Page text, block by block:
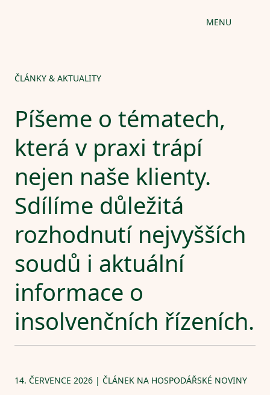
MENU
ČLÁNKY & AKTUALITY
Píšeme o tématech,
která v praxi trápí
nejen naše klienty.
Sdílíme důležitá
rozhodnutí nejvyšších
soudů i aktuální
informace o
insolvenčních řízeních.
14. ČERVENCE 2026 | ČLÁNEK NA HOSPODÁŘSKÉ NOVINY